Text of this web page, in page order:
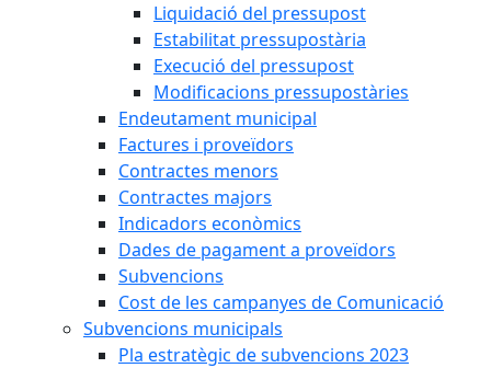
Liquidació del pressupost
Estabilitat pressupostària
Execució del pressupost
Modificacions pressupostàries
Endeutament municipal
Factures i proveïdors
Contractes menors
Contractes majors
Indicadors econòmics
Dades de pagament a proveïdors
Subvencions
Cost de les campanyes de Comunicació
Subvencions municipals
Pla estratègic de subvencions 2023